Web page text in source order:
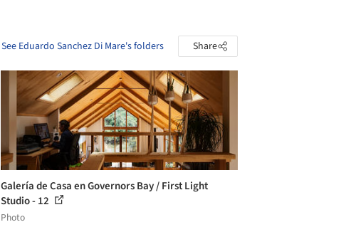
See Eduardo Sanchez Di Mare's folders Share
Galería de Casa en Governors Bay / First Light
Studio - 12
Photo